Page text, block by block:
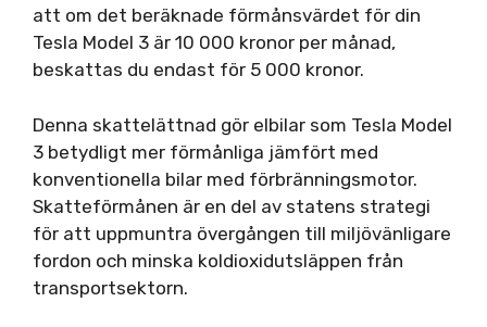
att om det beräknade förmånsvärdet för din
Tesla Model 3 är 10 000 kronor per månad,
beskattas du endast för 5 000 kronor.
Denna skattelättnad gör elbilar som Tesla Model
3 betydligt mer förmånliga jämfört med
konventionella bilar med förbränningsmotor.
Skatteförmånen är en del av statens strategi
för att uppmuntra övergången till miljövänligare
fordon och minska koldioxidutsläppen från
transportsektorn.